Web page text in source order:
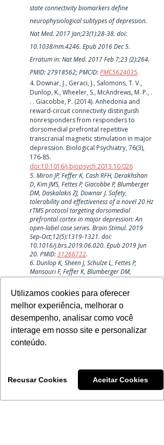
Utilizamos cookies para oferecer
melhor experiência, melhorar o
desempenho, analisar como você
interage em nosso site e personalizar
conteúdo.
Recusar Cookies Aceitar Cookies
Utilizamos cookies para oferecer
melhor experiência, melhorar o
desempenho, analisar como você
interage em nosso site e personalizar
conteúdo.
Recusar Cookies Aceitar Cookies
state connectivity biomarkers define
neurophysiological subtypes of depression.
Nat Med. 2017 Jan;23(1):28-38. doi:
10.1038/nm.4246. Epub 2016 Dec 5.
Erratum in: Nat Med. 2017 Feb 7;23 (2):264.
PMID: 27918562; PMCID: PMC5624035.
4. Downar, J., Geraci, J., Salomons, T. V.,
Dunlop, K., Wheeler, S., McAndrews, M. P., .
. . Giacobbe, P. (2014). Anhedonia and
reward-circuit connectivity distinguish
nonresponders from responders to
dorsomedial prefrontal repetitive
transcranial magnetic stimulation in major
depression. Biological Psychiatry, 76(3),
176-85.
doi:10.1016/j.biopsych.2013.10.026
5. Miron JP, Feffer K, Cash RFH, Derakhshan
D, Kim JMS, Fettes P, Giacobbe P, Blumberger
DM, Daskalakis ZJ, Downar J. Safety,
tolerability and effectiveness of a novel 20 Hz
rTMS protocol targeting dorsomedial
prefrontal cortex in major depression: An
open-label case series. Brain Stimul. 2019
Sep-Oct;12(5):1319-1321. doi:
10.1016/j.brs.2019.06.020. Epub 2019 Jun
20. PMID: 31266722.
6. Dunlop K, Sheen J, Schulze L, Fettes P,
Mansouri F, Feffer K, Blumberger DM,
Daskalakis ZJ, Kennedy SH, Giacobbe P,
Woodside B, Downar J. Dorsomedial
prefrontal cortex repetitive transcranial
magnetic stimulation for treatment-
refractory major depressive disorder: A three-
arm, blinded, randomized controlled trial.
Brain Stimul. 2020 Mar-Apr;13(2):337-340.
doi: 10.1016/j.brs.2019.10.020. Epub 2019
rewarding' New Treatment Target in
Depression?
Curr Biol. 2019 Jan 21;29(2):R59-
R62. doi: 10.1016/j.cub.2018.11.057.
PMID: 30668950.